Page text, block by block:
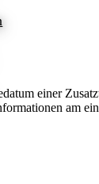
einer
am